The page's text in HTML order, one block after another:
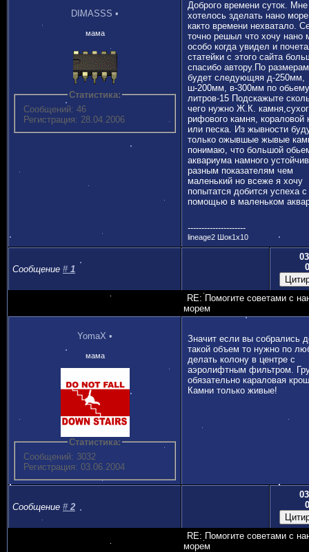
DIMASSS •
мама
Статистика:
Сообщений: 46
Регистрация: 28.04.2006
Доброго времени суток.
хотелось зделать нано
както времени нехватало.
точно решыл что хочу нано
особо когда увидел и
статейки с этого сайта
спасибо автору.По
будет следующяя д-250мм,
ш-200мм, в-300мм по
литров-15 Подскажыте
чего нужно Ж.К.
рифового камня, кораловой
или песка. Из жывности
только ожывшые жывые
понимаю, что большой
аквариума намного
разным показателям чем
маленький но всеже я хочу
попытатся добится успеха
помощью в маленьком
---------------------
lineage2 Шок1x10
Сообщение # 1
RE: Помогите советами с
морем
YomaX •
мама
Статистика:
Сообщений: 3032
Регистрация: 03.06.2004
Значит если вы собрались
такой объем то нужно по
делать колону в центре с
аэролифтным фильтром.
обязательно караловая
Камни только живые!
Сообщение # 2
RE: Помогите советами с
морем